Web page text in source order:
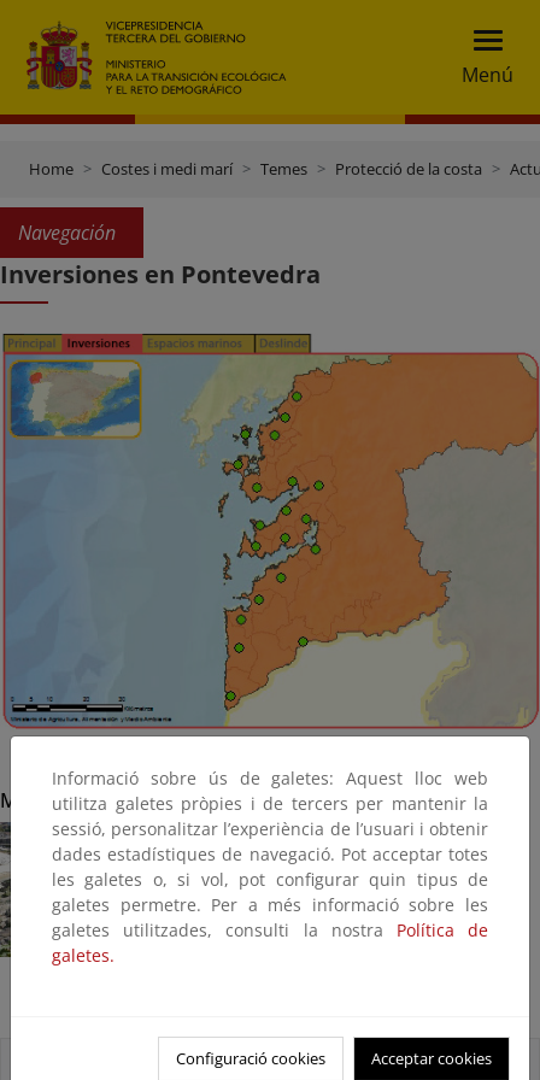
Menú
Home Costes i medi marí Temes Protecció de la costa
Navegación
Inversiones en Pontevedra
Marín
Informació sobre ús de galetes: Aquest lloc web
utilitza galetes pròpies i de tercers per mantenir la
sessió, personalitzar l’experiència de l’usuari i obtenir
dades estadístiques de navegació. Pot acceptar totes
les galetes o, si vol, pot configurar quin tipus de
galetes permetre. Per a més informació sobre les
galetes utilitzades, consulti la nostra Política de
galetes.
Configuració cookies Acceptar cookies